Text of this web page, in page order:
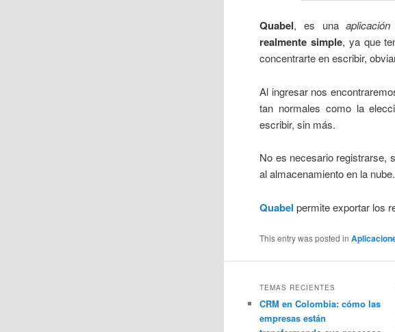
Quabel, es una
realmente simple, ya que
concentrarte en escribir,
Al ingresar nos
tan normales como la
escribir, sin más.
No es necesario registrarse,
al almacenamiento en la nube.
Quabel permite exportar los
This entry was posted in
TEMAS RECIENTES
CRM en Colombia: cómo las
empresas están